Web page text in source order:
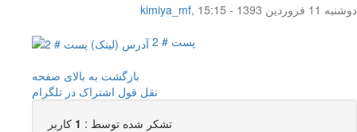
kimiya_mf,
دوشنبه 11 فروردین 1393 - 15:15
پست # 2
بازگشت به بالای صفحه
نقل قول اشتراک در تلگرام
تشکر شده توسط : 1 کاربر